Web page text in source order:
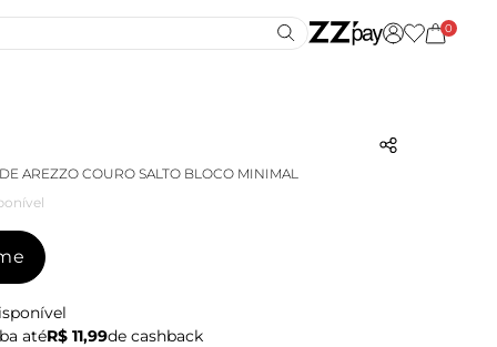
0
AREZZO COURO SALTO BLOCO MINIMAL
atéR$ 11,99de cashback